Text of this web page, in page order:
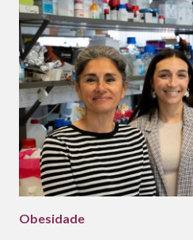
Obesidade